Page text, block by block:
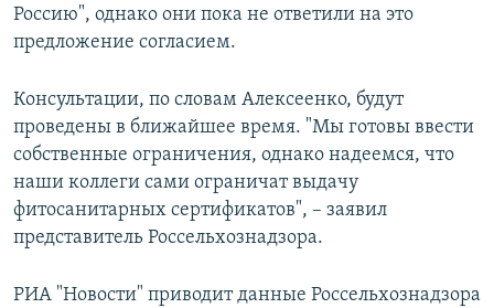
Россию", однако они пока не ответили на это
предложение согласием.
Консультации, по словам Алексеенко, будут
проведены в ближайшее время. "Мы готовы ввести
собственные ограничения, однако надеемся, что
наши коллеги сами ограничат выдачу
фитосанитарных сертификатов", – заявил
представитель Россельхознадзора.
РИА "Новости" приводит данные Россельхознадзора